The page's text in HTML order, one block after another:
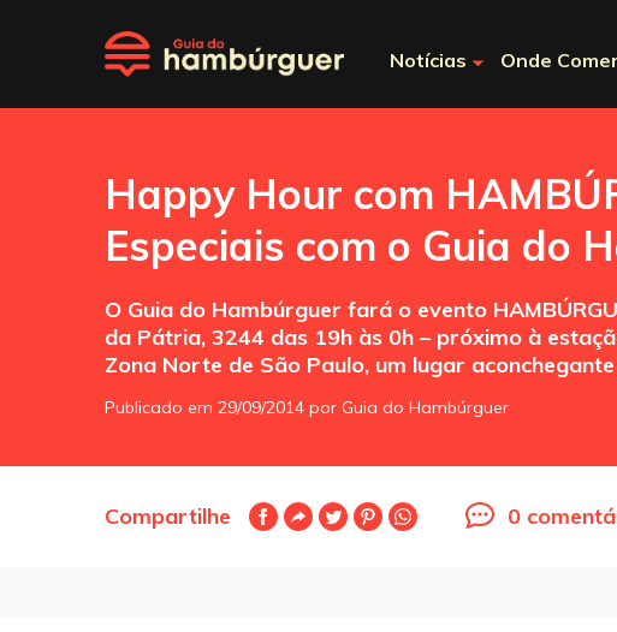
Notícias Onde Comer
Happy Hour com
Especiais com o Guia do
O Guia do Hambúrguer fará o evento
da Pátria, 3244 das 19h às 0h – próximo à
Zona Norte de São Paulo, um lugar
Publicado em 29/09/2014 por Guia do Hambúrguer
Compartilhe 0